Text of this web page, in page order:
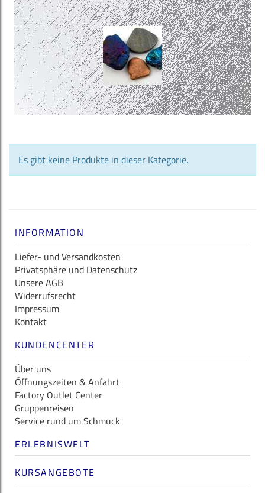
Es gibt keine Produkte in dieser Kategorie.
INFORMATION
Liefer- und Versandkosten
Privatsphäre und Datenschutz
Unsere AGB
Widerrufsrecht
Impressum
Kontakt
KUNDENCENTER
Über uns
Öffnungszeiten & Anfahrt
Factory Outlet Center
Gruppenreisen
Service rund um Schmuck
ERLEBNISWELT
KURSANGEBOTE